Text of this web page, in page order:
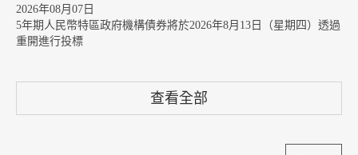
2026年08月07日
5年期人民幣特區政府機構債券將於2026年8月13日（星期四）透過
重開進行投標
查看全部